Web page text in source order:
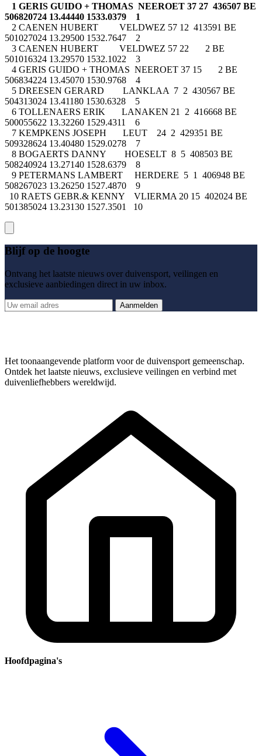
1 GERIS GUIDO + THOMAS NEEROET 37 27 436507 BE
506820724 13.44440 1533.0379 1
2 CAENEN HUBERT VELDWEZ 57 12 413591 BE
501027024 13.29500 1532.7647 2
3 CAENEN HUBERT VELDWEZ 57 22 2 BE
501016324 13.29570 1532.1022 3
4 GERIS GUIDO + THOMAS NEEROET 37 15 2 BE
506834224 13.45070 1530.9768 4
5 DREESEN GERARD LANKLAA 7 2 430567 BE
504313024 13.41180 1530.6328 5
6 TOLLENAERS ERIK LANAKEN 21 2 416668 BE
500055622 13.32260 1529.4311 6
7 KEMPKENS JOSEPH LEUT 24 2 429351 BE
509328624 13.40480 1529.0278 7
8 BOGAERTS DANNY HOESELT 8 5 408503 BE
508240924 13.27140 1528.6379 8
9 PETERMANS LAMBERT HERDERE 5 1 406948 BE
508267023 13.26250 1527.4870 9
10 RAETS GEBR.& KENNY VLIERMA 20 15 402024 BE
501385024 13.23130 1527.3501 10
Blijf op de hoogte
Ontvang het laatste nieuws over duivensport, veilingen en
exclusieve aanbiedingen direct in uw inbox.
Aanmelden
Het toonaangevende platform voor de duivensport gemeenschap.
Ontdek het laatste nieuws, exclusieve veilingen en verbind met
duivenliefhebbers wereldwijd.
Hoofdpagina's